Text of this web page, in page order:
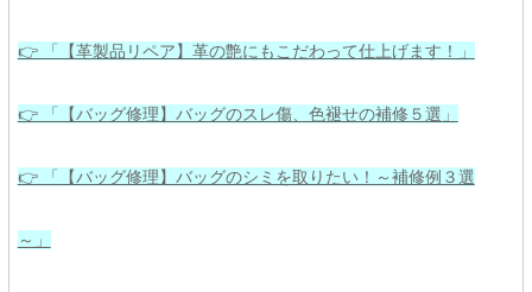
👉 「【革製品リペア】革の艶にもこだわって仕上げます！」
👉 「【バッグ修理】バッグのスレ傷、色褪せの補修５選」
👉 「【バッグ修理】バッグのシミを取りたい！～補修例３選
～」